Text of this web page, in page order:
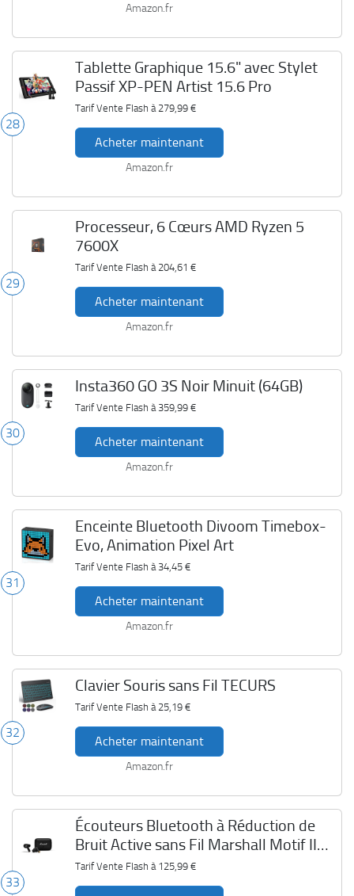
Amazon.fr
28
Tablette Graphique 15.6" avec Stylet
Passif XP-PEN Artist 15.6 Pro
Tarif Vente Flash à 279,99 €
Acheter maintenant
Amazon.fr
29
Processeur, 6 Cœurs AMD Ryzen 5
7600X
Tarif Vente Flash à 204,61 €
Acheter maintenant
Amazon.fr
30
Insta360 GO 3S Noir Minuit (64GB)
Tarif Vente Flash à 359,99 €
Acheter maintenant
Amazon.fr
31
Enceinte Bluetooth Divoom Timebox-
Evo, Animation Pixel Art
Tarif Vente Flash à 34,45 €
Acheter maintenant
Amazon.fr
32
Clavier Souris sans Fil TECURS
Tarif Vente Flash à 25,19 €
Acheter maintenant
Amazon.fr
33
Écouteurs Bluetooth à Réduction de
Bruit Active sans Fil Marshall Motif II
ANC
Tarif Vente Flash à 125,99 €